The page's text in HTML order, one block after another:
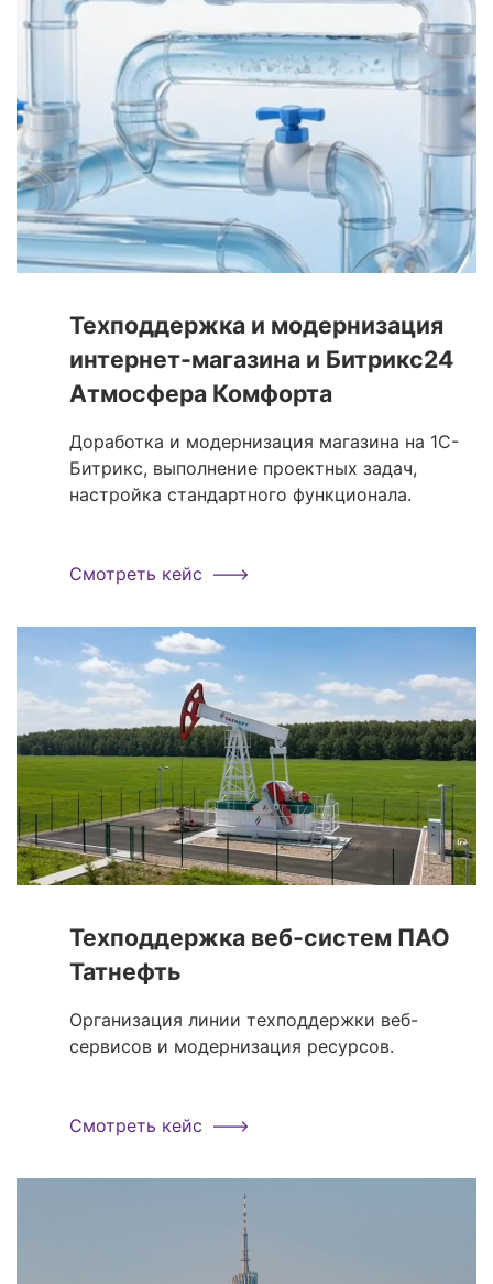
Техподдержка и модернизация
интернет-магазина и Битрикс24
Атмосфера Комфорта
Доработка и модернизация магазина на 1С-
Битрикс, выполнение проектных задач,
настройка стандартного функционала.
Смотреть кейс
Техподдержка веб-систем ПАО
Татнефть
Организация линии техподдержки веб-
сервисов и модернизация ресурсов.
Смотреть кейс